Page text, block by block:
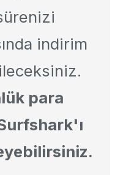
indirim
para